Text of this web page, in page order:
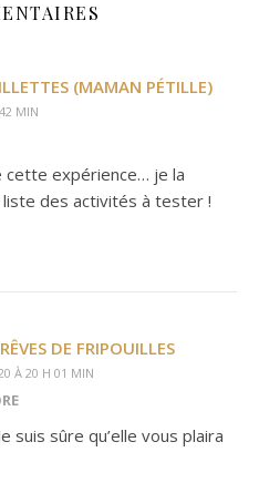
(MAMAN PÉTILLE)
MIN
cette expérience… je la
des activités à tester !
DE FRIPOUILLES
À 20 H 01 MIN
suis sûre qu’elle vous plaira